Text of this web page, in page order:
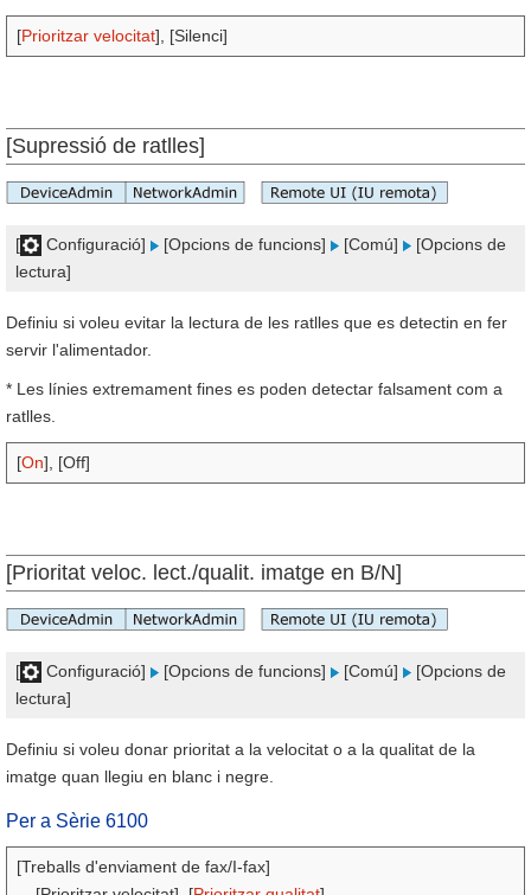
[Prioritzar velocitat], [Silenci]
[Supressió de ratlles]
[ Configuració] [Opcions de funcions] [Comú]
[Opcions de
lectura]
Definiu si voleu evitar la lectura de les ratlles que es detectin en fer
servir l'alimentador.
* Les línies extremament fines es poden detectar falsament com a
ratlles.
[On], [Off]
[Prioritat veloc. lect./qualit. imatge en B/N]
[ Configuració] [Opcions de funcions] [Comú]
[Opcions de
lectura]
Definiu si voleu donar prioritat a la velocitat o a la qualitat de la
imatge quan llegiu en blanc i negre.
Per a Sèrie 6100
[Treballs d'enviament de fax/I-fax]